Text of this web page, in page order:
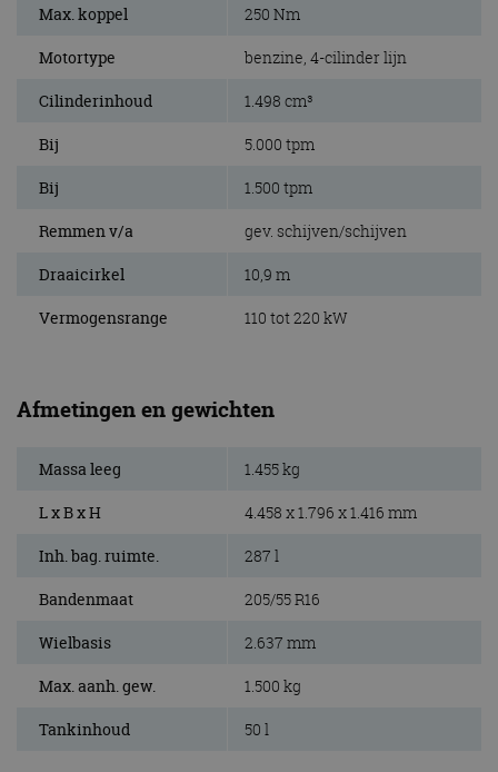
Max. koppel 250 Nm
Motortype benzine, 4-cilinder lijn
Cilinderinhoud 1.498 cm³
Bij 5.000 tpm
Bij 1.500 tpm
Remmen v/a gev. schijven/schijven
Draaicirkel 10,9 m
Vermogensrange 110 tot 220 kW
Afmetingen en gewichten
Massa leeg 1.455 kg
L x B x H 4.458 x 1.796 x 1.416 mm
Inh. bag. ruimte. 287 l
Bandenmaat 205/55 R16
Wielbasis 2.637 mm
Max. aanh. gew. 1.500 kg
Tankinhoud 50 l